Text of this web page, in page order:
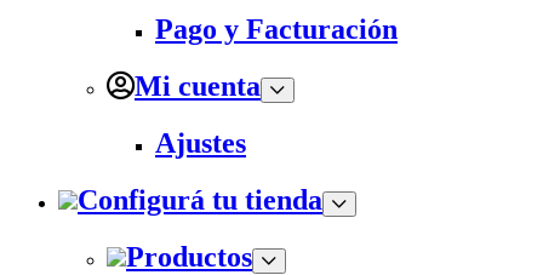
Pago y Facturación
Mi cuenta
Ajustes
Configurá tu tienda
Productos